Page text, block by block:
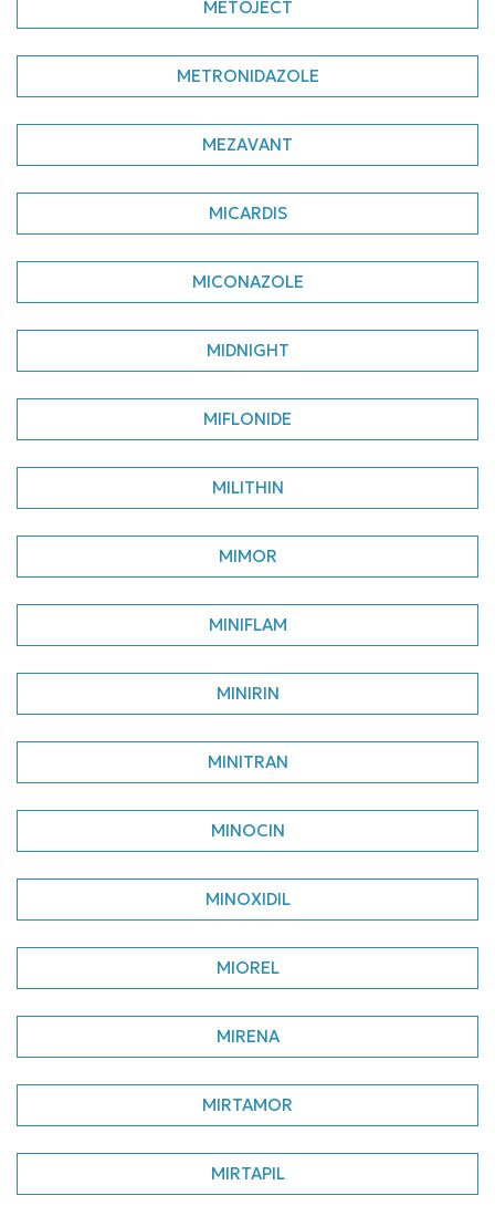
METOJECT
METRONIDAZOLE
MEZAVANT
MICARDIS
MICONAZOLE
MIDNIGHT
MIFLONIDE
MILITHIN
MIMOR
MINIFLAM
MINIRIN
MINITRAN
MINOCIN
MINOXIDIL
MIOREL
MIRENA
MIRTAMOR
MIRTAPIL